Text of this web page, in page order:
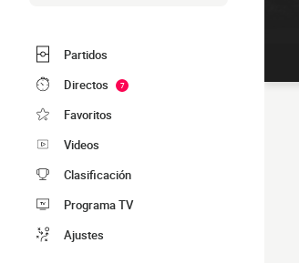
Partidos
Directos
7
Favoritos
Videos
Clasificación
Programa TV
Ajustes